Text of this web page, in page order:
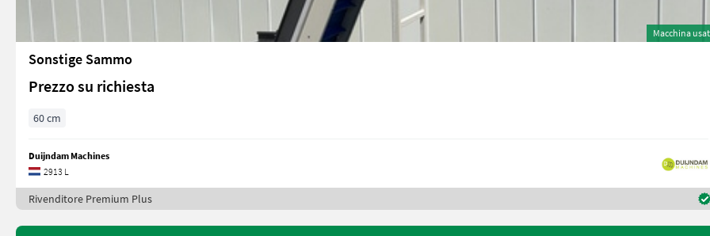
Macchina
Sonstige Sammo
Prezzo su richiesta
60 cm
Duijndam Machines
2913 L
Rivenditore Premium Plus